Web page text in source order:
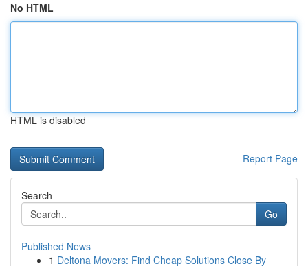
No HTML
HTML is disabled
Report Page
Search
Go
Published News
1 Deltona Movers: Find Cheap Solutions Close By